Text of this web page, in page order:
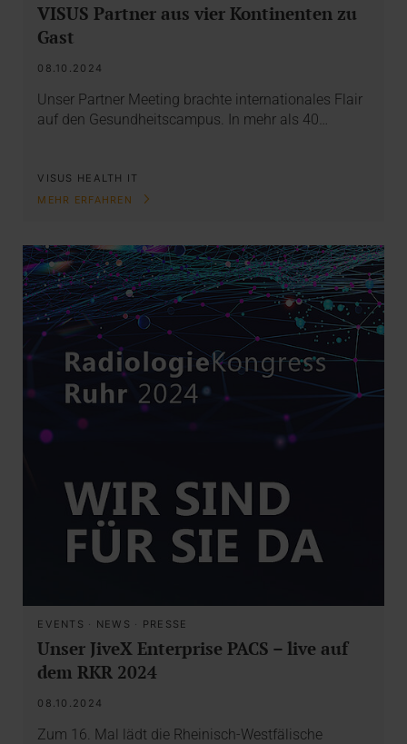
VISUS Partner aus vier Kontinenten zu
Gast
08.10.2024
Unser Partner Meeting brachte internationales Flair
auf den Gesundheitscampus. In mehr als 40…
VISUS HEALTH IT
MEHR ERFAHREN
EVENTS · NEWS · PRESSE
Unser JiveX Enterprise PACS – live auf
dem RKR 2024
08.10.2024
Zum 16. Mal lädt die Rheinisch-Westfälische